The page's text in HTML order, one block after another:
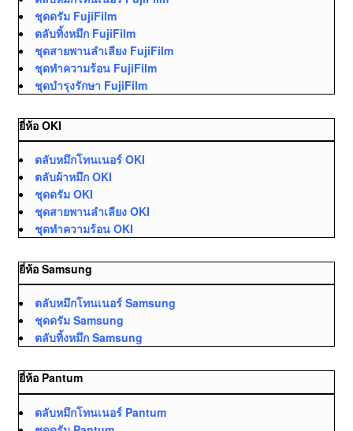
ชุดดรัม FujiFilm
ตลับทิ้งหมึก FujiFilm
ชุดสายพานลำเลียง FujiFilm
ชุดทำความร้อน FujiFilm
ชุดบำรุงรักษา FujiFilm
ยี่ห้อ OKI
ตลับหมึกโทนเนอร์ OKI
ตลับผ้าหมึก OKI
ชุดดรัม OKI
ชุดสายพานลำเลียง OKI
ชุดทำความร้อน OKI
ยี่ห้อ Samsung
ตลับหมึกโทนเนอร์ Samsung
ชุดดรัม Samsung
ตลับทิ้งหมึก Samsung
ยี่ห้อ Pantum
ตลับหมึกโทนเนอร์ Pantum